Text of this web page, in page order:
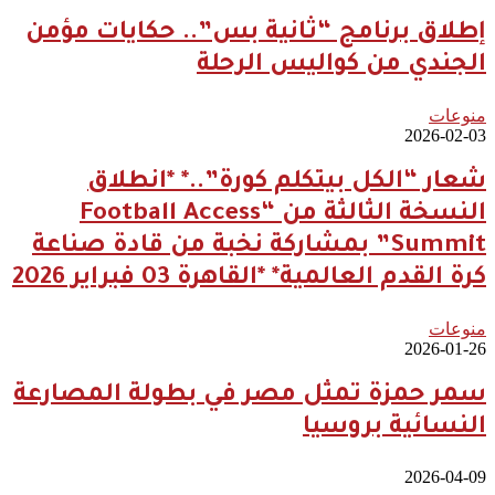
إطلاق برنامج “ثانية بس”.. حكايات مؤمن
الجندي من كواليس الرحلة
منوعات
2026-02-03
شعار “الكل بيتكلم كورة”..* *انطلاق
النسخة الثالثة من “Football Access
Summit” بمشاركة نخبة من قادة صناعة
كرة القدم العالمية* *القاهرة 03 فبراير 2026
منوعات
2026-01-26
سمر حمزة تمثل مصر في بطولة المصارعة
النسائية بروسيا
2026-04-09